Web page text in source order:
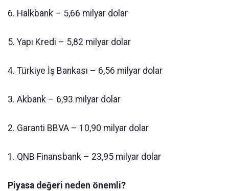
6. Halkbank – 5,66 milyar dolar
5. Yapı Kredi – 5,82 milyar dolar
4. Türkiye İş Bankası – 6,56 milyar dolar
3. Akbank – 6,93 milyar dolar
2. Garanti BBVA – 10,90 milyar dolar
1. QNB Finansbank – 23,95 milyar dolar
Piyasa değeri neden önemli?